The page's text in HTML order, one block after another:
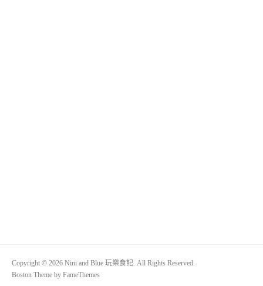
Copyright © 2026 Nini and Blue 玩樂食記. All Rights Reserved.
Boston Theme by FameThemes